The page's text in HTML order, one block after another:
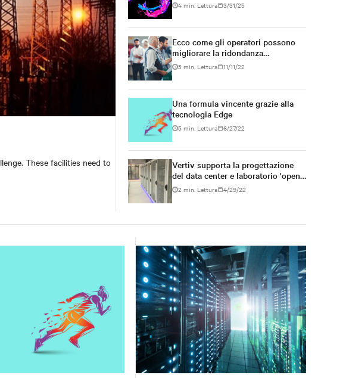
These facilities need to
4 min. Lettura 3/31/25
Ecco come gli operatori possono
migliorare la ridondanza
dell'alimentazione e semplificare la
5 min. Lettura 11/11/22
Una formula vincente grazie alla
tecnologia Edge
5 min. Lettura 6/27/22
Vertiv supporta la progettazione
del data center e laboratorio 'open
access' dell'Università di Torino
2 min. Lettura 4/29/22